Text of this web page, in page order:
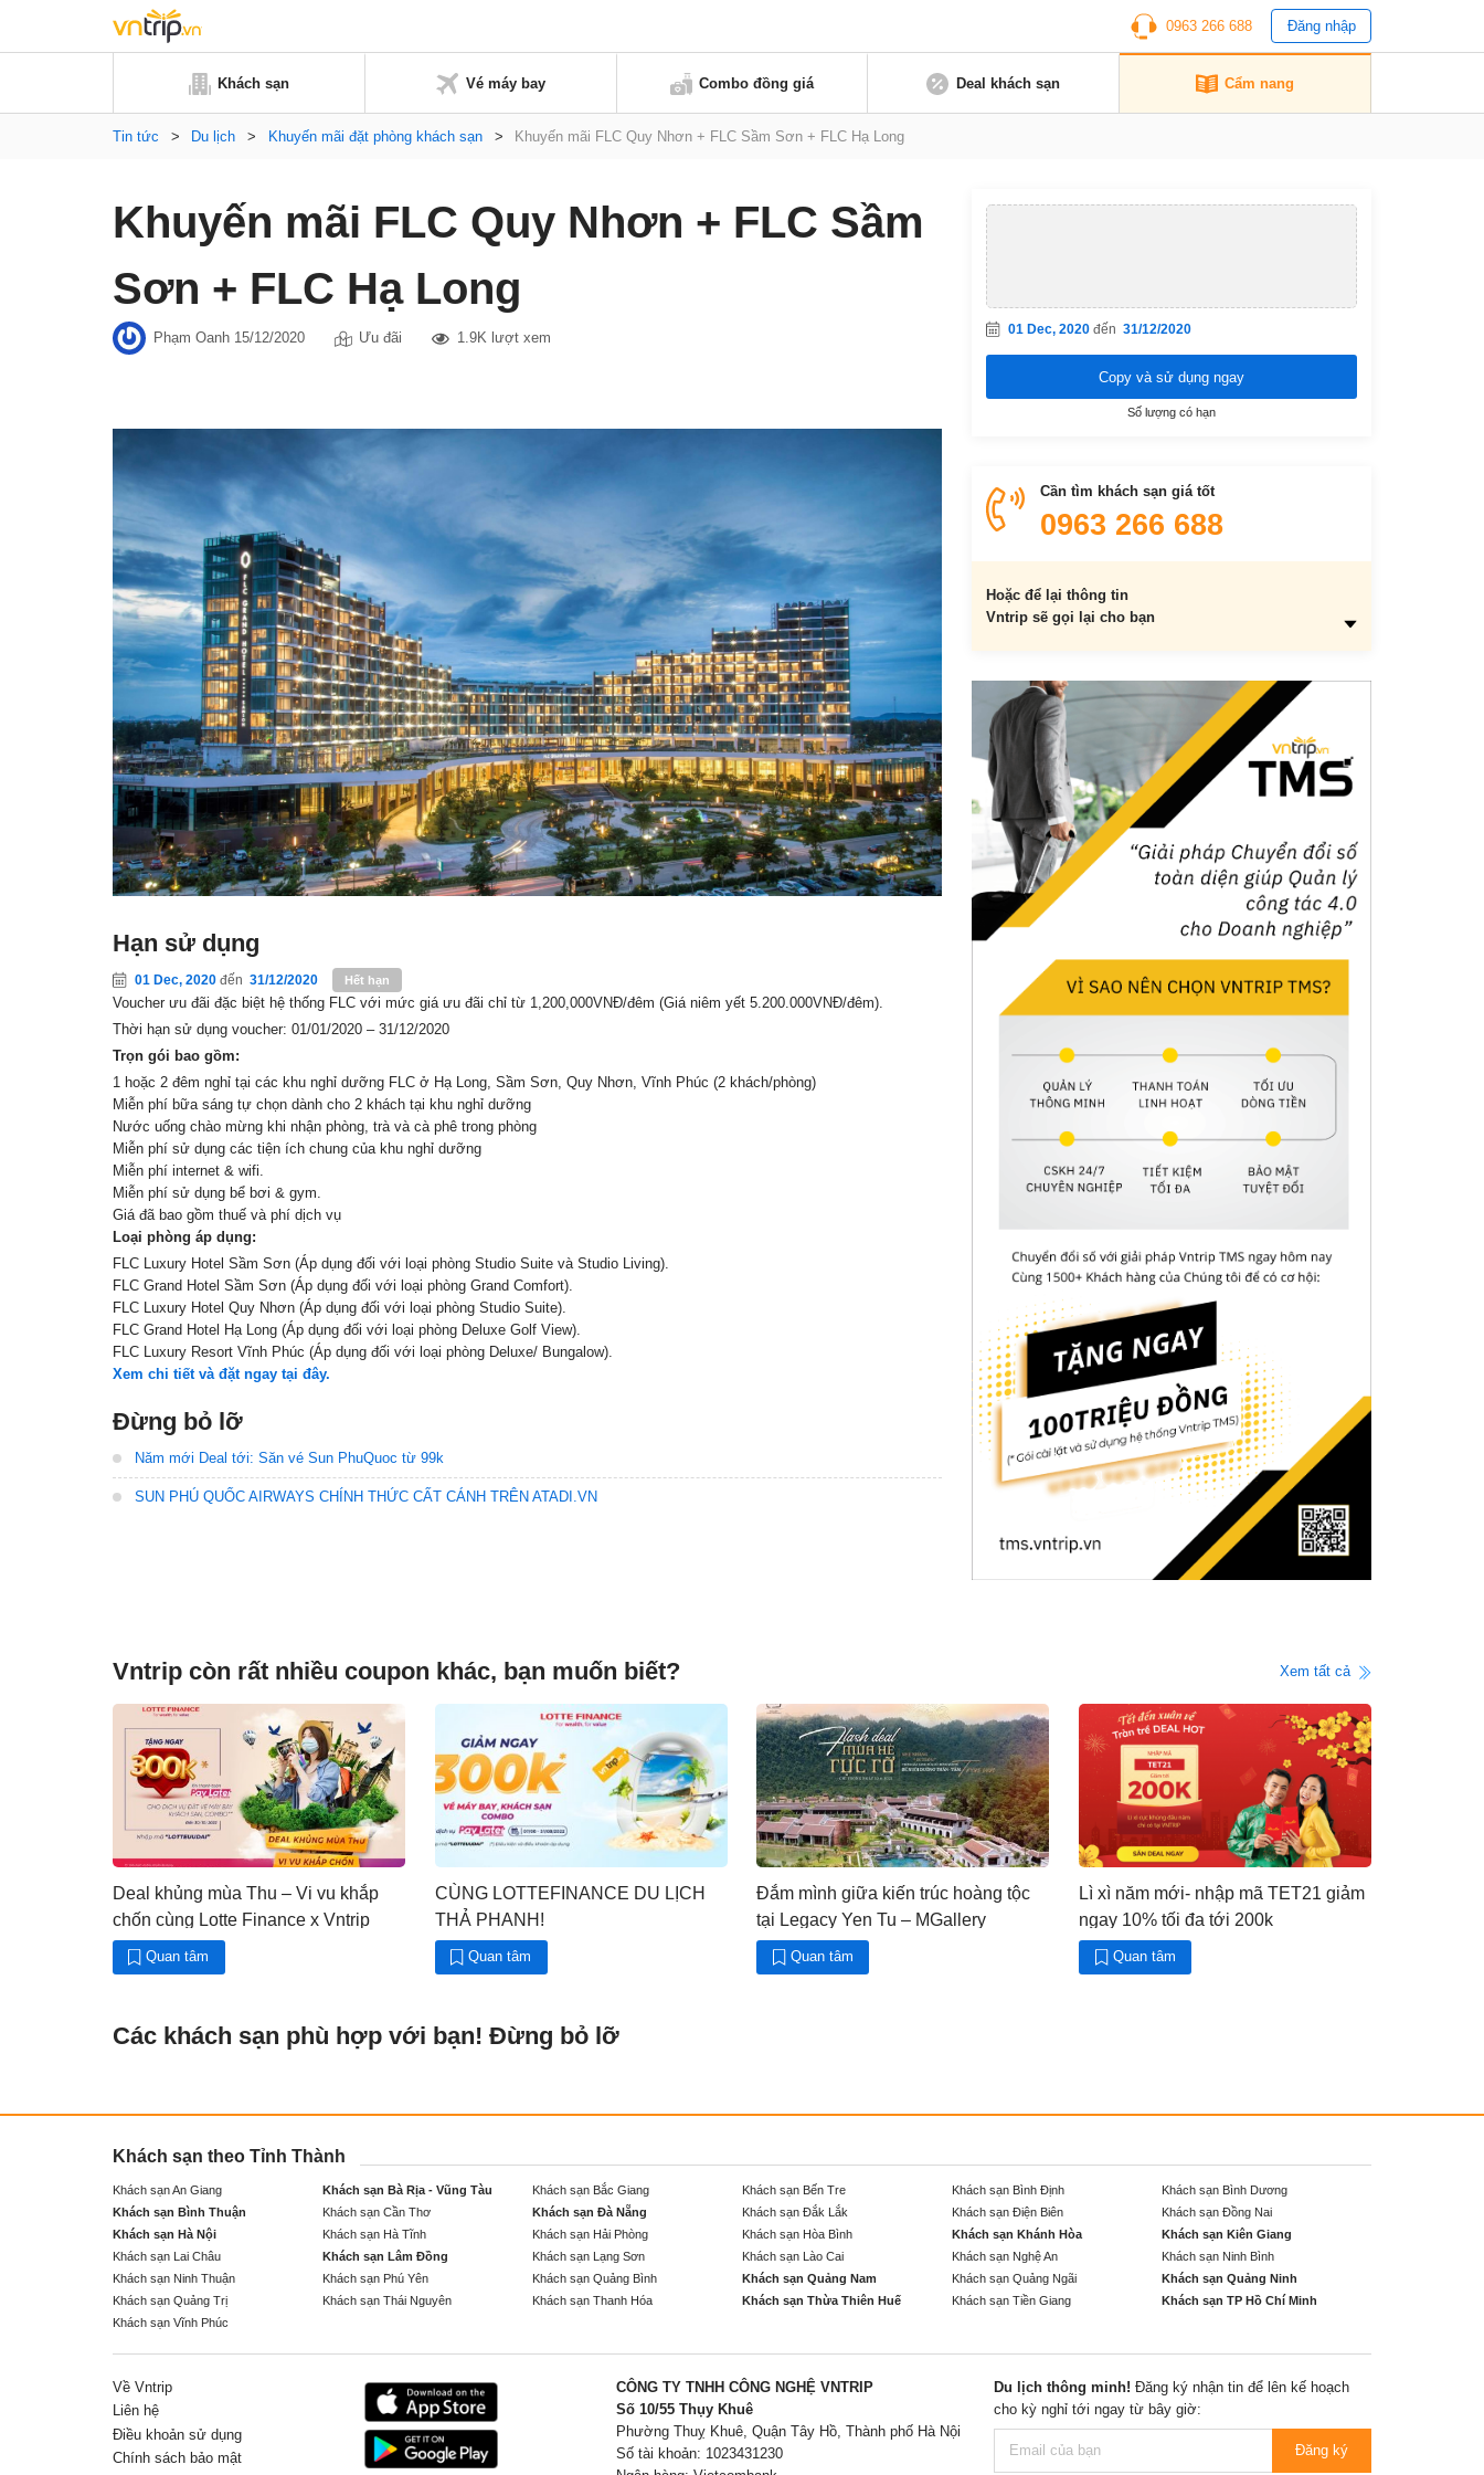
0963 266 688 Đăng nhập
Khách sạn Vé máy bay Combo đồng giá Deal khách sạn Cẩm nang
Tin tức > Du lịch > Khuyến mãi đặt phòng khách sạn > Khuyến mãi FLC Quy Nhơn + FLC Sầm Sơn + FLC Hạ Long
Khuyến mãi FLC Quy Nhơn + FLC Sầm
Sơn + FLC Hạ Long
Phạm Oanh15/12/2020 Ưu đãi 1.9K lượt xem
Hạn sử dụng
01 Dec, 2020đến 31/12/2020 Hết hạn
Voucher ưu đãi đặc biệt hệ thống FLC với mức giá ưu đãi chỉ từ 1,200,000VNĐ/đêm (Giá niêm yết 5.200.000VNĐ/đêm).
Thời hạn sử dụng voucher: 01/01/2020 – 31/12/2020
Trọn gói bao gồm:
1 hoặc 2 đêm nghỉ tại các khu nghỉ dưỡng FLC ở Hạ Long, Sầm Sơn, Quy Nhơn, Vĩnh Phúc (2 khách/phòng)
Miễn phí bữa sáng tự chọn dành cho 2 khách tại khu nghỉ dưỡng
Nước uống chào mừng khi nhận phòng, trà và cà phê trong phòng
Miễn phí sử dụng các tiện ích chung của khu nghỉ dưỡng
Miễn phí internet & wifi.
Miễn phí sử dụng bể bơi & gym.
Giá đã bao gồm thuế và phí dịch vụ
Loại phòng áp dụng:
FLC Luxury Hotel Sầm Sơn (Áp dụng đối với loại phòng Studio Suite và Studio Living).
FLC Grand Hotel Sầm Sơn (Áp dụng đối với loại phòng Grand Comfort).
FLC Luxury Hotel Quy Nhơn (Áp dụng đối với loại phòng Studio Suite).
FLC Grand Hotel Hạ Long (Áp dụng đối với loại phòng Deluxe Golf View).
FLC Luxury Resort Vĩnh Phúc (Áp dụng đối với loại phòng Deluxe/ Bungalow).
Xem chi tiết và đặt ngay tại đây.
Đừng bỏ lỡ
Năm mới Deal tới: Săn vé Sun PhuQuoc từ 99k
SUN PHÚ QUỐC AIRWAYS CHÍNH THỨC CẤT CÁNH TRÊN ATADI.VN
01 Dec, 2020 đến31/12/2020
Copy và sử dụng ngay
Số lượng có hạn
Cần tìm khách sạn giá tốt
0963 266 688
Hoặc để lại thông tin
Vntrip sẽ gọi lại cho bạn
Vntrip còn rất nhiều coupon khác, bạn muốn biết? Xem tất cả
Deal khủng mùa Thu – Vi vu khắp
chốn cùng Lotte Finance x Vntrip
Quan tâm
CÙNG LOTTEFINANCE DU LỊCH
THẢ PHANH!
Quan tâm
Đắm mình giữa kiến trúc hoàng tộc
tại Legacy Yen Tu – MGallery
Quan tâm
Lì xì năm mới- nhập mã TET21 giảm
ngay 10% tối đa tới 200k
Quan tâm
Các khách sạn phù hợp với bạn! Đừng bỏ lỡ
Khách sạn theo Tỉnh Thành
Khách sạn An Giang Khách sạn Bà Rịa - Vũng Tàu Khách sạn Bắc Giang Khách sạn Bến Tre Khách sạn Bình Định
Khách sạn Bình Dương
Khách sạn Bình Thuận
Khách sạn Cần Thơ Khách sạn Đà Nẵng Khách sạn Đắk Lắk Khách sạn Điện Biên
Khách sạn Đồng Nai
Khách sạn Hà Nội
Khách sạn Hà Tĩnh Khách sạn Hải Phòng Khách sạn Hòa Bình Khách sạn Khánh Hòa
Khách sạn Kiên Giang
Khách sạn Lai Châu
Khách sạn Lâm Đồng Khách sạn Lạng Sơn Khách sạn Lào Cai Khách sạn Nghệ An
Khách sạn Ninh Bình
Khách sạn Ninh Thuận
Khách sạn Phú Yên Khách sạn Quảng Bình Khách sạn Quảng Nam Khách sạn Quảng Ngãi
Khách sạn Quảng Ninh
Khách sạn Quảng Trị
Khách sạn Thái Nguyên Khách sạn Thanh Hóa Khách sạn Thừa Thiên Huế Khách sạn Tiền Giang
Khách sạn TP Hồ Chí Minh
Khách sạn Vĩnh Phúc
Về Vntrip
Liên hệ
Điều khoản sử dụng
Chính sách bảo mật
CÔNG TY TNHH CÔNG NGHỆ VNTRIP
Số 10/55 Thụy Khuê
Phường Thuỵ Khuê, Quận Tây Hồ, Thành phố Hà Nội
Số tài khoản: 1023431230
Du lịch thông minh! Đăng ký nhận tin để lên kế hoạch
cho kỳ nghỉ tới ngay từ bây giờ:
Đăng ký